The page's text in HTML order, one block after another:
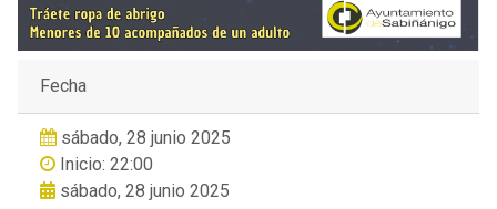
Fecha
sábado, 28 junio 2025
Inicio: 22:00
sábado, 28 junio 2025